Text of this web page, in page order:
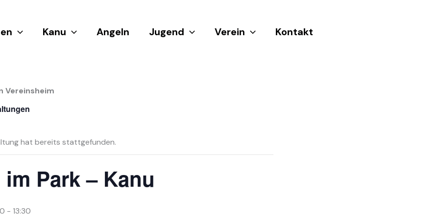
Kanu Angeln Jugend Verein Kontakt
Vereinsheim
hat bereits stattgefunden.
Park – Kanu
-13:30